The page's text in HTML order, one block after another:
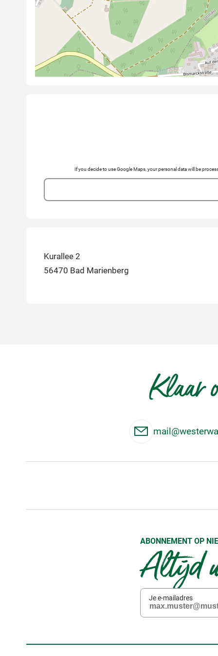
If you decide to use Google Maps, your personal data will be
Kurallee 2
56470 Bad Marienberg
Klaar
ABONNEMENT OP
Altijd
Je e-mailadres